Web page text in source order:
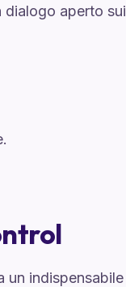
dialogo aperto sui
un indispensabile